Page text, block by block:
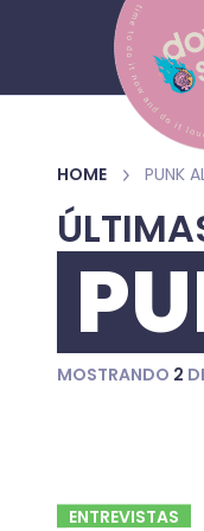
HOME PUNK
MOSTRANDO 2
ENTREVISTAS